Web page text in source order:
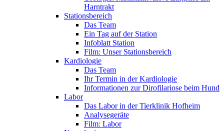
Harntrakt
Stationsbereich
Das Team
Ein Tag auf der Station
Infoblatt Station
Film: Unser Stationsbereich
Kardiologie
Das Team
Ihr Termin in der Kardiologie
Informationen zur Dirofilariose beim Hund
Labor
Das Labor in der Tierklinik Hofheim
Analysegeräte
Film: Labor